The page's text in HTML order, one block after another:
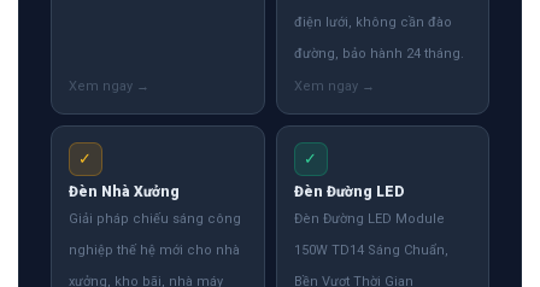
điện lưới, không cần đào
đường, bảo hành 24 tháng.
✓
Đèn Nhà Xưởng
Giải pháp chiếu sáng công
nghiệp thế hệ mới cho nhà
xưởng, kho bãi, nhà máy
✓
Đèn Đường LED
Đèn Đường LED Module
150W TD14 Sáng Chuẩn,
Bền Vượt Thời Gian